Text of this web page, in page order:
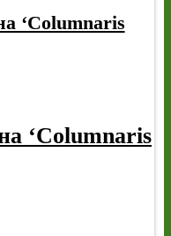
‘Columnaris
‘Columnaris